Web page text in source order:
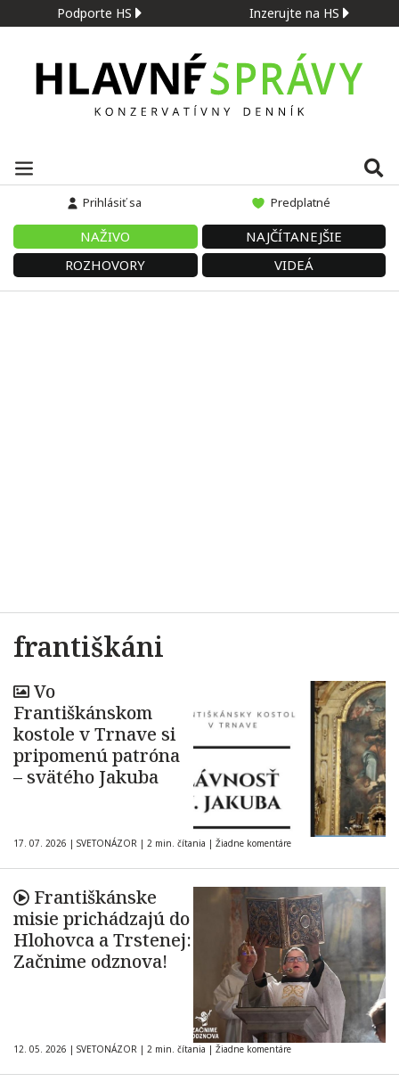
Podporte HS Inzerujte na HS
Prihlásiť sa Predplatné
NAŽIVO
NAJČÍTANEJŠIE
ROZHOVORY
VIDEÁ
františkáni
Vo
Františkánskom
kostole v Trnave si
pripomenú patróna
– svätého Jakuba
17. 07. 2026 | SVETONÁZOR | 2 min. čítania | Žiadne komentáre
Františkánske
misie prichádzajú do
Hlohovca a Trstenej:
Začnime odznova!
12. 05. 2026 | SVETONÁZOR | 2 min. čítania | Žiadne komentáre